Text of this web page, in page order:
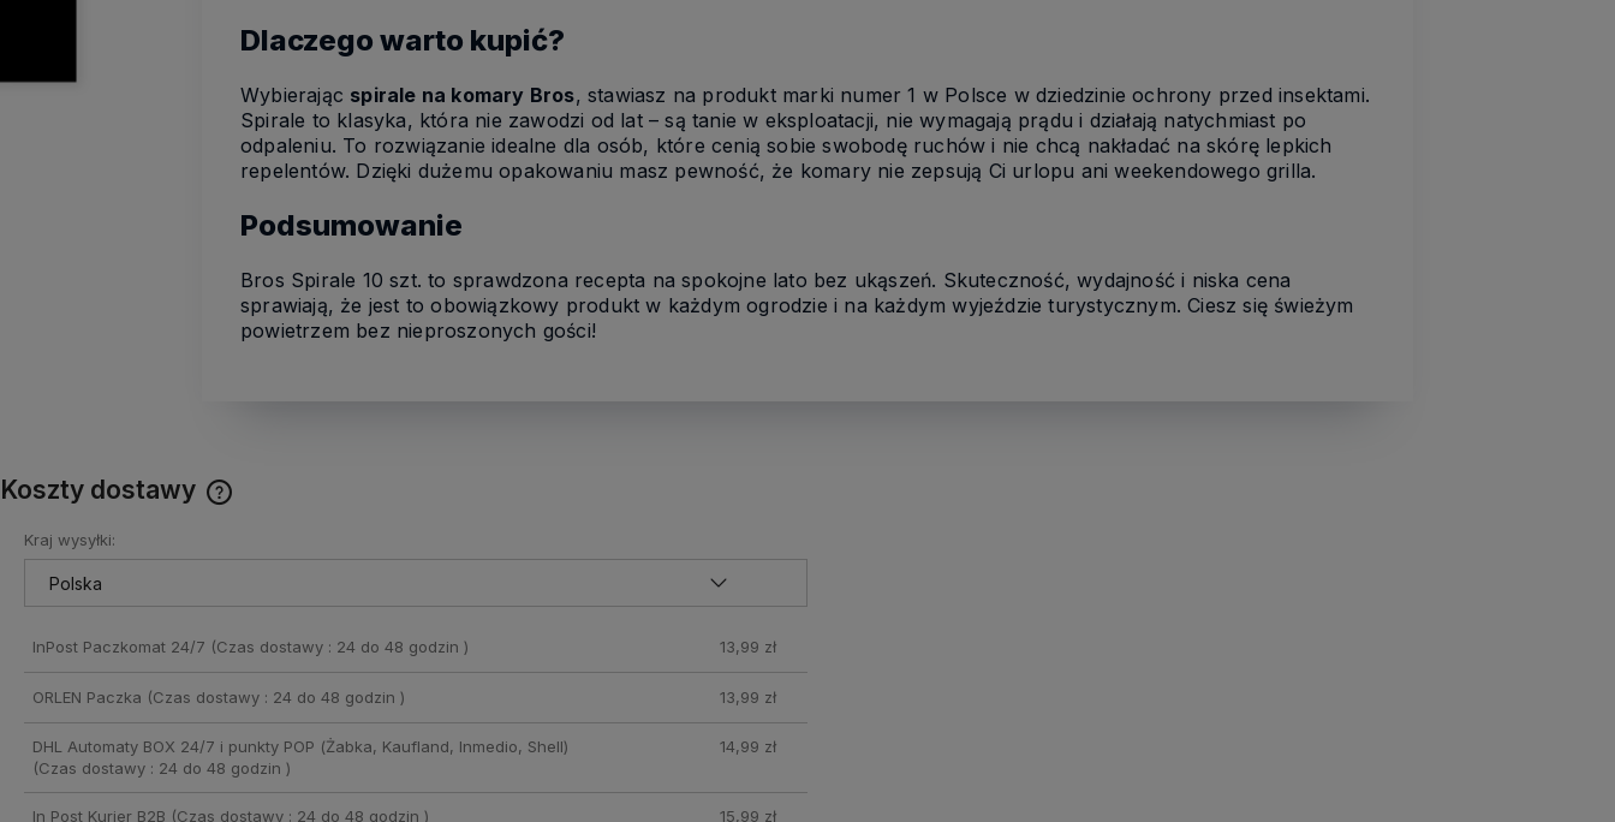
Dlaczego warto kupić?
Wybierając spirale na komary Bros, stawiasz na produkt marki numer 1 w Polsce w dziedzinie ochrony przed insektami.
Spirale to klasyka, która nie zawodzi od lat – są tanie w eksploatacji, nie wymagają prądu i działają natychmiast po
odpaleniu. To rozwiązanie idealne dla osób, które cenią sobie swobodę ruchów i nie chcą nakładać na skórę lepkich
repelentów. Dzięki dużemu opakowaniu masz pewność, że komary nie zepsują Ci urlopu ani weekendowego grilla.
Podsumowanie
Bros Spirale 10 szt. to sprawdzona recepta na spokojne lato bez ukąszeń. Skuteczność, wydajność i niska cena
sprawiają, że jest to obowiązkowy produkt w każdym ogrodzie i na każdym wyjeździe turystycznym. Ciesz się świeżym
powietrzem bez nieproszonych gości!
Koszty dostawy
Kraj wysyłki:
InPost Paczkomat 24/7 (Czas dostawy : 24 do 48 godzin ) 13,99 zł
ORLEN Paczka (Czas dostawy : 24 do 48 godzin ) 13,99 zł
DHL Automaty BOX 24/7 i punkty POP (Żabka, Kaufland, Inmedio, Shell)
(Czas dostawy : 24 do 48 godzin )
14,99 zł
In Post Kurier B2B (Czas dostawy : 24 do 48 godzin ) 15,99 zł